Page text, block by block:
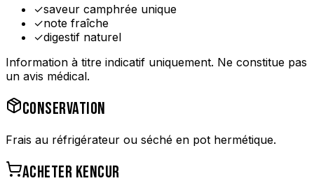
✓saveur camphrée unique
✓note fraîche
✓digestif naturel
Information à titre indicatif uniquement. Ne constitue pas
un avis médical.
CONSERVATION
Frais au réfrigérateur ou séché en pot hermétique.
ACHETER KENCUR